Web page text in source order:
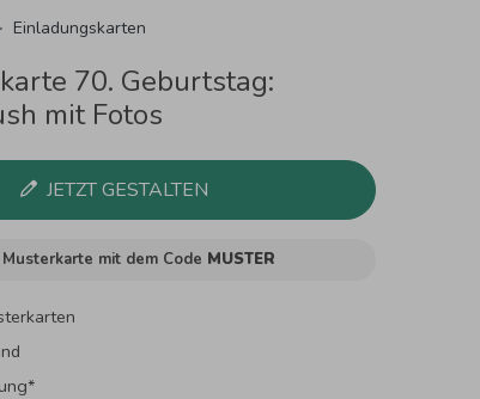
Einladungskarten
70. Geburtstag:
mit Fotos
JETZT GESTALTEN
mit dem Code MUSTER